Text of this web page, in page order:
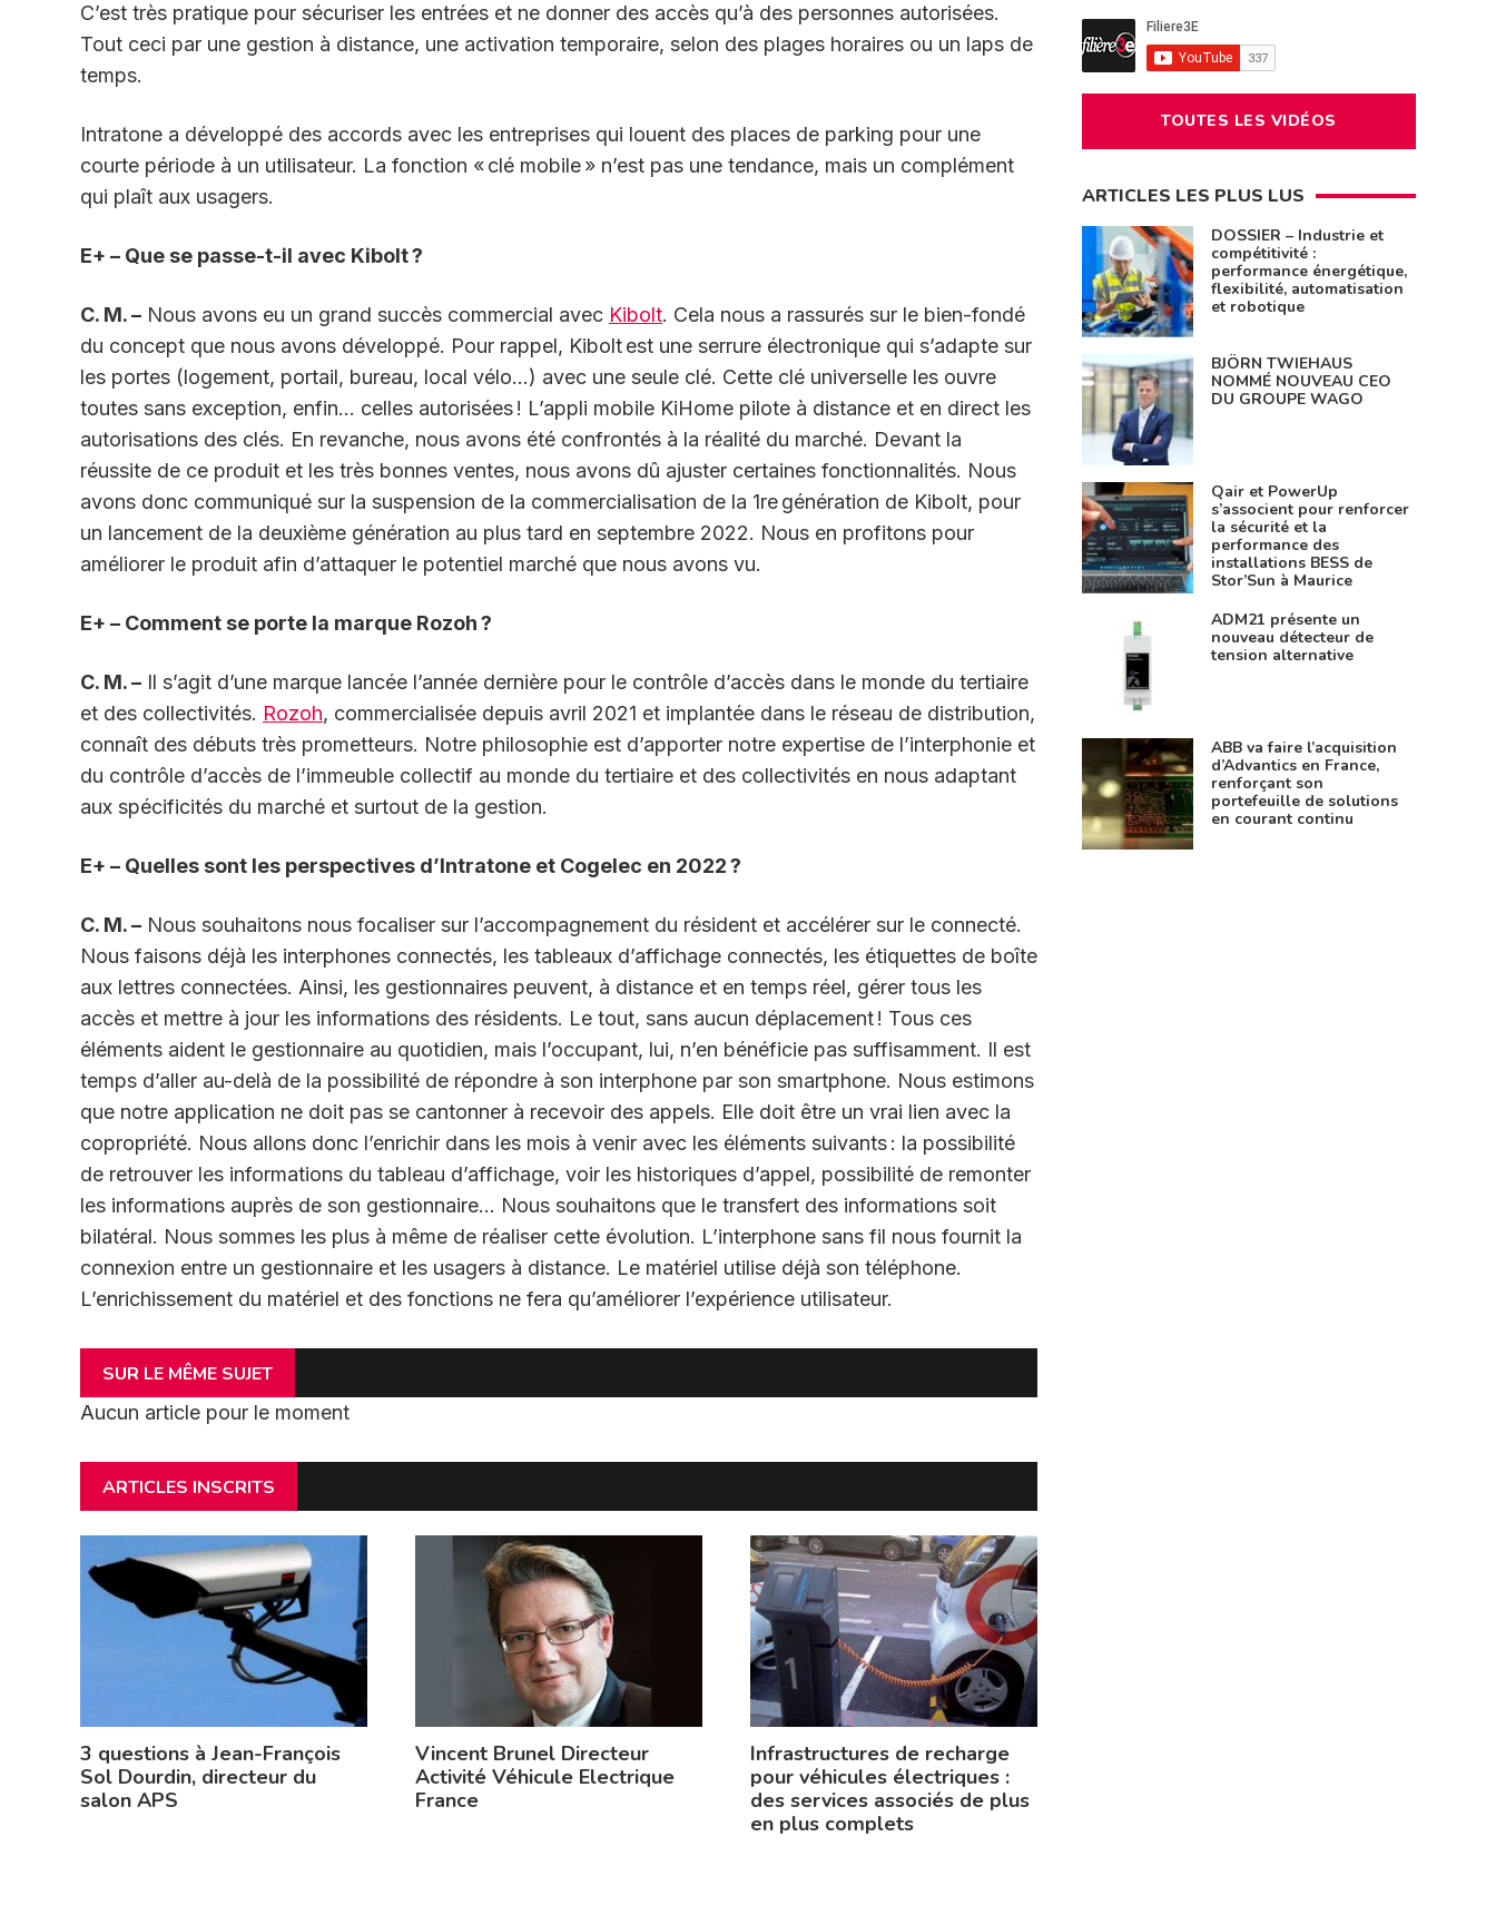
C’est très pratique pour sécuriser les entrées et ne donner des accès qu’à des personnes autorisées.
Tout ceci par une gestion à distance, une activation temporaire, selon des plages horaires ou un laps de
temps.
Intratone a développé des accords avec les entreprises qui louent des places de parking pour une
courte période à un utilisateur. La fonction « clé mobile » n’est pas une tendance, mais un complément
qui plaît aux usagers.
E+ – Que se passe-t-il avec Kibolt ?
C. M. – Nous avons eu un grand succès commercial avec Kibolt. Cela nous a rassurés sur le bien-fondé
du concept que nous avons développé. Pour rappel, Kibolt est une serrure électronique qui s’adapte sur
les portes (logement, portail, bureau, local vélo…) avec une seule clé. Cette clé universelle les ouvre
toutes sans exception, enfin… celles autorisées ! L’appli mobile KiHome pilote à distance et en direct les
autorisations des clés. En revanche, nous avons été confrontés à la réalité du marché. Devant la
réussite de ce produit et les très bonnes ventes, nous avons dû ajuster certaines fonctionnalités. Nous
avons donc communiqué sur la suspension de la commercialisation de la 1re génération de Kibolt, pour
un lancement de la deuxième génération au plus tard en septembre 2022. Nous en profitons pour
améliorer le produit afin d’attaquer le potentiel marché que nous avons vu.
E+ – Comment se porte la marque Rozoh ?
C. M. – Il s’agit d’une marque lancée l’année dernière pour le contrôle d’accès dans le monde du tertiaire
et des collectivités. Rozoh, commercialisée depuis avril 2021 et implantée dans le réseau de distribution,
connaît des débuts très prometteurs. Notre philosophie est d’apporter notre expertise de l’interphonie et
du contrôle d’accès de l’immeuble collectif au monde du tertiaire et des collectivités en nous adaptant
aux spécificités du marché et surtout de la gestion.
E+ – Quelles sont les perspectives d’Intratone et Cogelec en 2022 ?
C. M. – Nous souhaitons nous focaliser sur l’accompagnement du résident et accélérer sur le connecté.
Nous faisons déjà les interphones connectés, les tableaux d’affichage connectés, les étiquettes de boîte
aux lettres connectées. Ainsi, les gestionnaires peuvent, à distance et en temps réel, gérer tous les
accès et mettre à jour les informations des résidents. Le tout, sans aucun déplacement ! Tous ces
éléments aident le gestionnaire au quotidien, mais l’occupant, lui, n’en bénéficie pas suffisamment. Il est
temps d’aller au-delà de la possibilité de répondre à son interphone par son smartphone. Nous estimons
que notre application ne doit pas se cantonner à recevoir des appels. Elle doit être un vrai lien avec la
copropriété. Nous allons donc l’enrichir dans les mois à venir avec les éléments suivants : la possibilité
de retrouver les informations du tableau d’affichage, voir les historiques d’appel, possibilité de remonter
les informations auprès de son gestionnaire… Nous souhaitons que le transfert des informations soit
bilatéral. Nous sommes les plus à même de réaliser cette évolution. L’interphone sans fil nous fournit la
connexion entre un gestionnaire et les usagers à distance. Le matériel utilise déjà son téléphone.
L’enrichissement du matériel et des fonctions ne fera qu’améliorer l’expérience utilisateur.
SUR LE MÊME SUJET
Aucun article pour le moment
ARTICLES INSCRITS
3 questions à Jean-François
Sol Dourdin, directeur du
salon APS
Vincent Brunel Directeur
Activité Véhicule Electrique
France
Infrastructures de recharge
pour véhicules électriques :
des services associés de plus
en plus complets
TOUTES LES VIDÉOS
ARTICLES LES PLUS LUS
DOSSIER – Industrie et
compétitivité :
performance énergétique,
flexibilité, automatisation
et robotique
BJÖRN TWIEHAUS
NOMMÉ NOUVEAU CEO
DU GROUPE WAGO
Qair et PowerUp
s’associent pour renforcer
la sécurité et la
performance des
installations BESS de
Stor’Sun à Maurice
ADM21 présente un
nouveau détecteur de
tension alternative
ABB va faire l’acquisition
d’Advantics en France,
renforçant son
portefeuille de solutions
en courant continu